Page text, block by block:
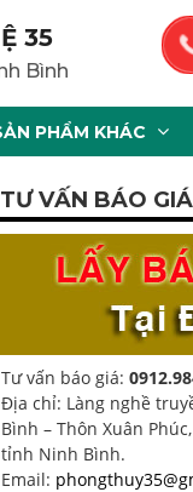
35
Bình
PHẨM KHÁC
TƯ VẤN BÁO GIÁ
Tư vấn báo giá:
Địa chỉ: Làng nghề
Bình – Thôn Xuân
tỉnh Ninh Bình.
Email: